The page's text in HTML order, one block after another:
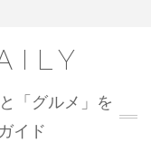
「グルメ」を
イド